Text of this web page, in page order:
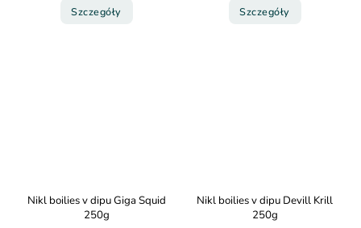
Szczegóły Szczegóły
Nikl boilies v dipu Giga Squid
250g
Nikl boilies v dipu Devill Krill
250g